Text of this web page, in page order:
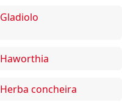
Gladiolo
Haworthia
Herba concheira